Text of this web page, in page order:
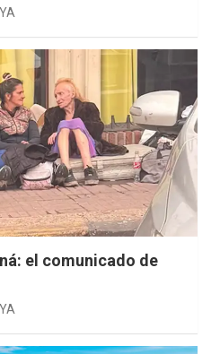
el comunicado de